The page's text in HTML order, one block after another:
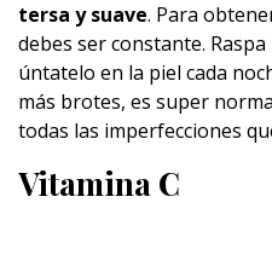
tersa y suave. Para
debes ser constante.
úntatelo en la piel cada
más brotes, es super
todas las imperfecciones
Vitamina C